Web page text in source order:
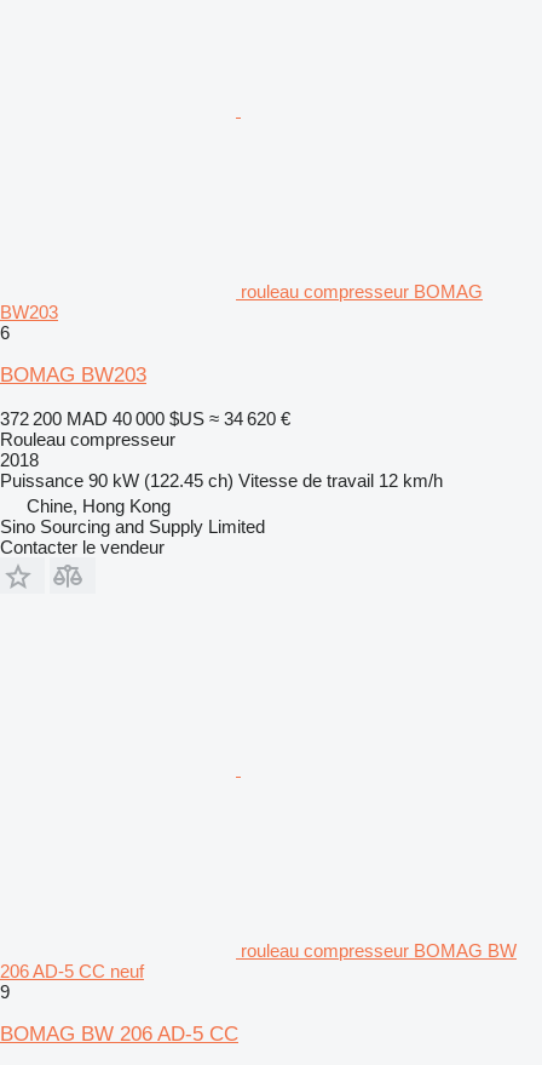
rouleau compresseur BOMAG
BW203
6
BOMAG BW203
372 200 MAD 40 000 $US ≈ 34 620 €
Rouleau compresseur
2018
Puissance 90 kW (122.45 ch) Vitesse de travail 12 km/h
Chine, Hong Kong
Sino Sourcing and Supply Limited
Contacter le vendeur
rouleau compresseur BOMAG BW
206 AD-5 CC neuf
9
BOMAG BW 206 AD-5 CC